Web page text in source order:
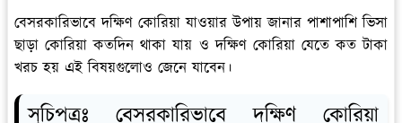
বেসরকারিভাবে দক্ষিণ কোরিয়া যাওয়ার উপায় জানার পাশাপাশি ভিসা
ছাড়া কোরিয়া কতদিন থাকা যায় ও দক্ষিণ কোরিয়া যেতে কত টাকা
খরচ হয় এই বিষয়গুলোও জেনে যাবেন।
সূচিপত্রঃ বেসরকারিভাবে দক্ষিণ কোরিয়া